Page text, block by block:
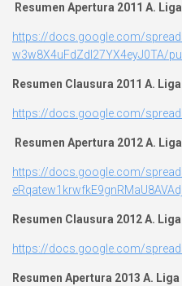
Resumen Apertura 2011 A.
https://docs.google.com/
w3w8X4uFdZdI27YX4eyJ0TA/
Resumen Clausura 2011 A.
https://docs.google.com/
Resumen Apertura 2012 A.
https://docs.google.com/
Resumen Clausura 2012 A.
https://docs.google.com/
Resumen Apertura 2013 A.